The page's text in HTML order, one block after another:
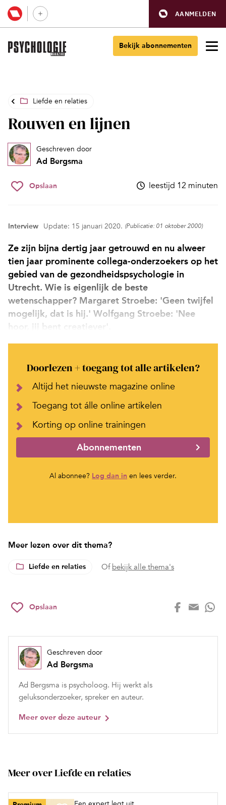
AANMELDEN
Bekijk abonnementen
Liefde en relaties
Rouwen en lijnen
Geschreven door
Ad Bergsma
Opslaan leestijd 12 minuten
Interview Update: 15 januari 2020. (Publicatie: 01 oktober 2000)
Ze zijn bijna dertig jaar getrouwd en nu alweer
tien jaar prominente collega-onderzoekers op het
gebied van de gezondheidspsychologie in
Utrecht. Wie is eigenlijk de beste
wetenschapper? Margaret Stroebe: 'Geen twijfel
mogelijk, dat is hij.' Wolfgang Stroebe: 'Nee
hoor, jij bent creatiever'.
Doorlezen + toegang tot alle artikelen?
Altijd het nieuwste magazine online
Toegang tot álle online artikelen
Korting op online trainingen
Abonnementen
Al abonnee? Log dan in en lees verder.
Meer lezen over dit thema?
Liefde en relaties Of bekijk alle thema's
Opslaan
Geschreven door
Ad Bergsma
Ad Bergsma is psycholoog. Hij werkt als
geluksonderzoeker, spreker en auteur.
Meer over deze auteur
Meer over Liefde en relaties